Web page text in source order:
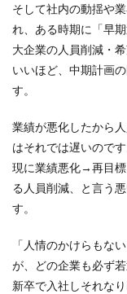
そして社内の動揺や
れ、ある時期に「早
大企業の人員削減・
いいほど、中期計画
す。
業績が悪化したから
はそれでは遅いのです
現に業績悪化→再目
る人員削減、と言う
す。
「人情のかけらもな
が、どの企業も必ず若
新卒で入社しそれな